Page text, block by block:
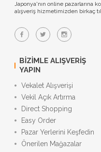
Japonya'nın online pazarlarına
alışveriş hizmetimizden birkaç
BIZIMLE ALIŞVERIŞ
YAPIN
Vekalet Alışverişi
Vekil Açık Artırma
Direct Shopping
Easy Order
Pazar Yerlerini Keşfedin
Önerilen Mağazalar